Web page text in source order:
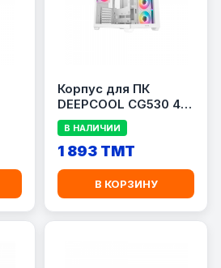
Корпус для ПК
DEEPCOOL CG530 4F
WH
В НАЛИЧИИ
1 893 TMT
В КОРЗИНУ